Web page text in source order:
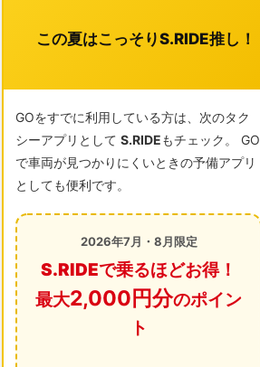
この夏はこっそりS.RIDE推し！
GOをすでに利用している方は、次のタク
シーアプリとしてS.RIDEもチェック。 GO
で車両が見つかりにくいときの予備アプリ
としても便利です。
2026年7月・8月限定
S.RIDEで乗るほどお得！
最大2,000円分のポイン
ト